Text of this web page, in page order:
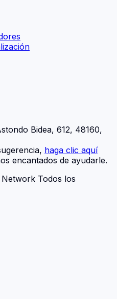
Bidea, 612, 48160,
haga clic aquí
encantados de ayudarle.
Todos los